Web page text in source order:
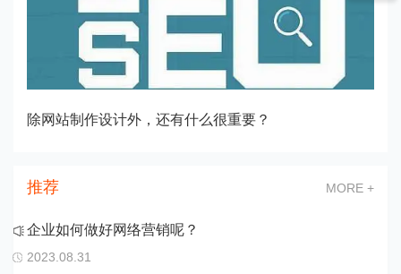
除网站制作设计外，还有什么很重要？
推荐 MORE +
企业如何做好网络营销呢？
2023.08.31